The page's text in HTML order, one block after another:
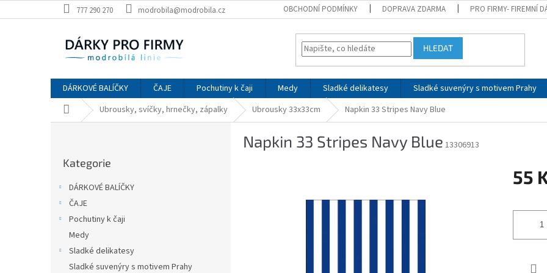
na
777 290 270 modrobila@modrobila.cz OBCHODNÍ PODMÍNKY DOPRAVA ZDARMA PRO FIRMY- FIREMNÍ
HLEDAT
DÁRKOVÉ BALÍČKY ČAJE Pochutiny k čaji Medy Sladké delikatesy Sladké suvenýry s motivem Prahy
Domů Ubrousky, svíčky, hrnečky, zápalky Ubrousky 33x33cm Napkin 33 Stripes Navy Blue
kategorie
Kategorie
DÁRKOVÉ BALÍČKY
ČAJE
Pochutiny k čaji
Medy
Sladké delikatesy
Sladké suvenýry s motivem Prahy
Napkin 33 Stripes Navy Blue 13306913
55
cena: